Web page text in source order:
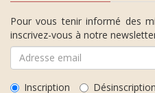
Pour vous tenir informé des
inscrivez-vous à notre
Inscription Désinscription